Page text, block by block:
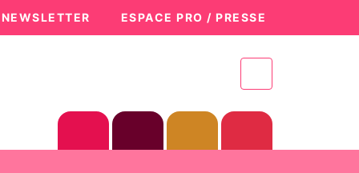
ESPACE PRO / PRESSE